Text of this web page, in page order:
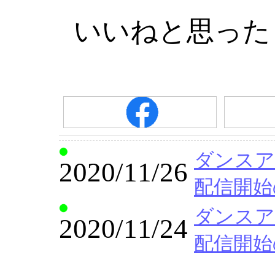
いいねと思っ
2020/11/26 ダンス
配信開
2020/11/24 ダンス
配信開